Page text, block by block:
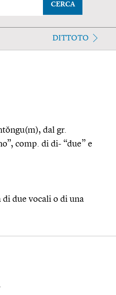
CERCA
DITTOTO
dal gr.
comp. di di- “due” e
due vocali o di una